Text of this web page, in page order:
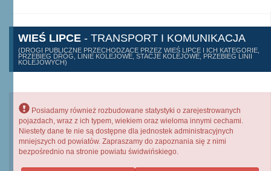
WIEŚ LIPCE - TRANSPORT I KOMUNIKACJA
(DROGI PUBLICZNE PRZECHODZĄCE PRZEZ WIEŚ LIPCE I ICH KATEGORIE,
PRZEBIEG DRÓG, LINIE KOLEJOWE, STACJE KOLEJOWE, PRZEBIEG LINII
KOLEJOWYCH)
Posiadamy również rozbudowane statystyki o zarejestrowanych
pojazdach, wraz z ich typem, wiekiem oraz wieloma innymi cechami.
Niestety dane te nie są dostępne dla jednostek administracyjnych
mniejszych od powiatów. Zapraszamy do zapoznania się z nimi
bezpośrednio na stronie powiatu świdwińskiego.